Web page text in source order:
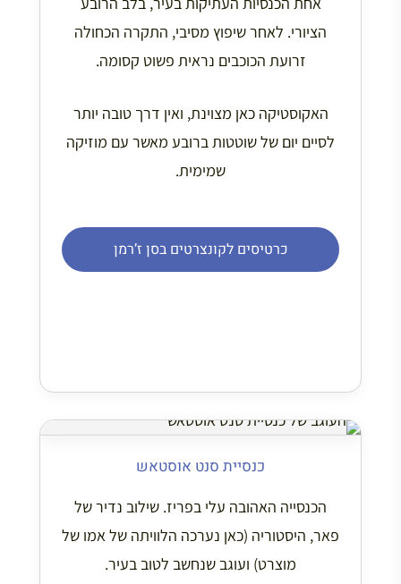
הציורי. לאחר שיפוץ מסיבי, התקרה הכחולה
זרועת הכוכבים נראית פשוט קסומה.
האקוסטיקה כאן מצוינת, ואין דרך טובה יותר
לסיים יום של שוטטות ברובע מאשר עם מוזיקה
שמימית.
כרטיסים לקונצרטים בסן ז’רמן
כנסיית סנט אוסטאש
הכנסייה האהובה עלי בפריז. שילוב נדיר של
פאר, היסטוריה (כאן נערכה הלוויתה של אמו של
מוצרט) ועוגב שנחשב לטוב בעיר.